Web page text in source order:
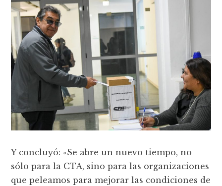
Y concluyó: «Se abre un nuevo tiempo, no
sólo para la CTA, sino para las organizaciones
que peleamos para mejorar las condiciones de